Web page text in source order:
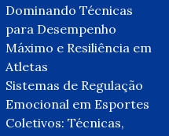
Dominando Técnicas
para Desempenho
Máximo e Resiliência em
Atletas
Sistemas de Regulação
Emocional em Esportes
Coletivos: Técnicas,